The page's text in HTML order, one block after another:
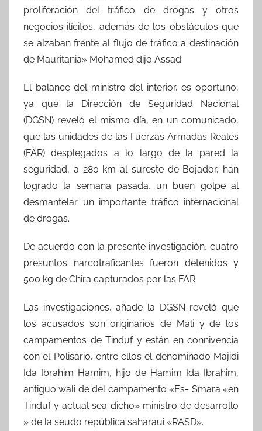
proliferación del tráfico de drogas y otros
negocios ilícitos, además de los obstáculos que
se alzaban frente al flujo de tráfico a destinación
de Mauritania» Mohamed dijo Assad.
El balance del ministro del interior, es oportuno,
ya que la Dirección de Seguridad Nacional
(DGSN) reveló el mismo día, en un comunicado,
que las unidades de las Fuerzas Armadas Reales
(FAR) desplegados a lo largo de la pared la
seguridad, a 280 km al sureste de Bojador, han
logrado la semana pasada, un buen golpe al
desmantelar un importante tráfico internacional
de drogas.
De acuerdo con la presente investigación, cuatro
presuntos narcotraficantes fueron detenidos y
500 kg de Chira capturados por las FAR.
Las investigaciones, añade la DGSN reveló que
los acusados son originarios de Mali y de los
campamentos de Tinduf y están en connivencia
con el Polisario, entre ellos el denominado Majidi
Ida Ibrahim Hamim, hijo de Hamim Ida Ibrahim,
antiguo wali de del campamento «Es- Smara «en
Tinduf y actual sea dicho» ministro de desarrollo
» de la seudo república saharaui «RASD».